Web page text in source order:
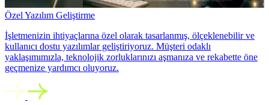
Özel Yazılım Geliştirme
İşletmenizin ihtiyaçlarına özel olarak tasarlanmış, ölçeklenebilir ve
kullanıcı dostu yazılımlar geliştiriyoruz. Müşteri odaklı
yaklaşımımızla, teknolojik zorluklarınızı aşmanıza ve rekabette öne
geçmenize yardımcı oluyoruz.